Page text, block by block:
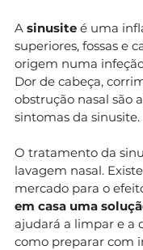
A sinusite é uma
superiores, fossas e
origem numa
Dor de cabeça,
obstrução nasal são
sintomas da sinusite.
O tratamento da
lavagem nasal.
mercado para o
em casa uma
ajudará a limpar e a
como preparar com